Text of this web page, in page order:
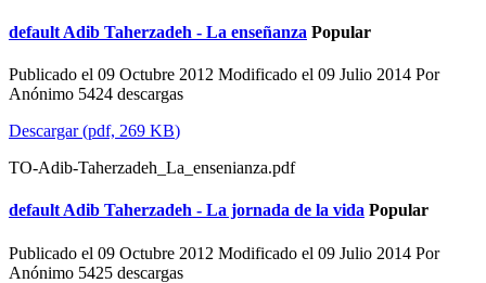
default Adib Taherzadeh - La enseñanza Popular
Publicado el 09 Octubre 2012 Modificado el 09 Julio 2014 Por
Anónimo 5424 descargas
Descargar(pdf, 269 KB)
TO-Adib-Taherzadeh_La_ensenianza.pdf
default Adib Taherzadeh - La jornada de la vida Popular
Publicado el 09 Octubre 2012 Modificado el 09 Julio 2014 Por
Anónimo 5425 descargas